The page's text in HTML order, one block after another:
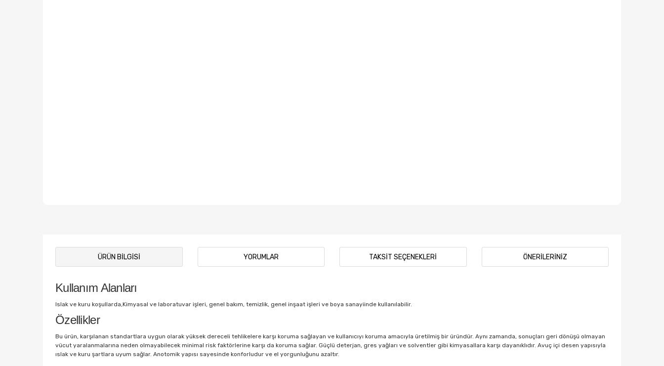
ÜRÜN BILGISI YORUMLAR TAKSIT SEÇENEKLERI ÖNERILERINIZ
Kullanım Alanları
Islak ve kuru koşullarda,Kimyasal ve laboratuvar işleri, genel bakım, temizlik, genel inşaat işleri ve boya sanayiinde kullanılabilir.
Özellikler
Bu ürün, karşılanan standartlara uygun olarak yüksek dereceli tehlikelere karşı koruma sağlayan ve kullanıcıyı koruma amacıyla üretilmiş bir üründür. Aynı zamanda, sonuçları geri dönüşü olmayan
vücut yaralanmalarına neden olmayabilecek minimal risk faktörlerine karşı da koruma sağlar. Güçlü deterjan, gres yağları ve solventler gibi kimyasallara karşı dayanıklıdır. Avuç içi desen yapısıyla
ıslak ve kuru şartlara uyum sağlar. Anotomik yapısı sayesinde konforludur ve el yorgunluğunu azaltır.